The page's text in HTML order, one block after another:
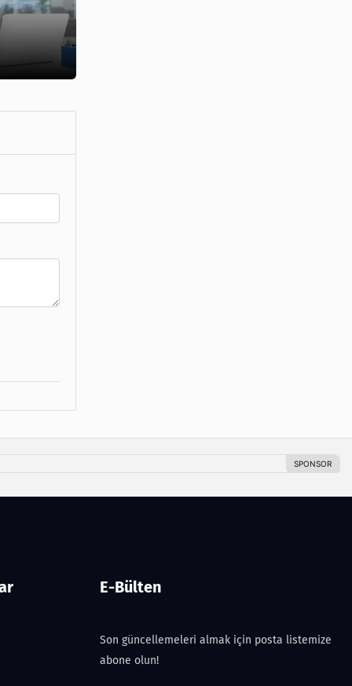
E-Bülten
Son güncellemeleri almak için posta listemize
abone olun!